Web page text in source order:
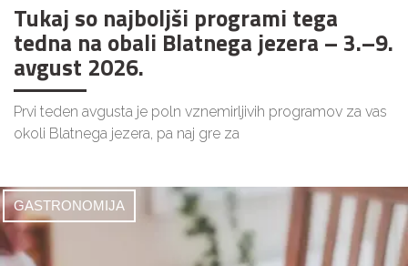
Tukaj so najboljši programi tega
tedna na obali Blatnega jezera – 3.–9.
avgust 2026.
Prvi teden avgusta je poln vznemirljivih programov za vas
okoli Blatnega jezera, pa naj gre za
GASTRONOMIJA